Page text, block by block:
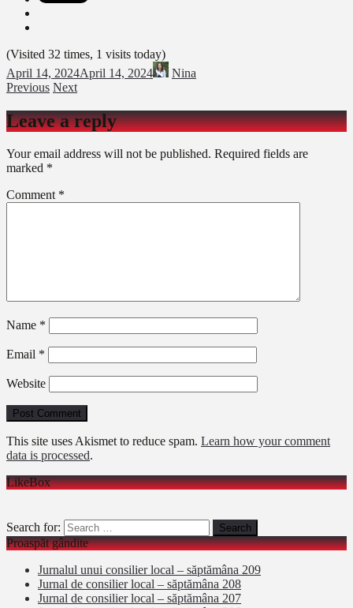
(Visited 32 times, 1 visits today)
April 14, 2024April 14, 2024
Nina
Previous Next
Leave a reply
Your email address will not be published. Required fields are
marked *
Comment *
Name *
Email *
Website
This site uses Akismet to reduce spam. Learn how your comment
data is processed.
LikeBox
Search for:
Proaspăt gândite
Jurnalul unui consilier local – săptămâna 209
Jurnal de consilier local – săptămâna 208
Jurnal de consilier local – săptămâna 207